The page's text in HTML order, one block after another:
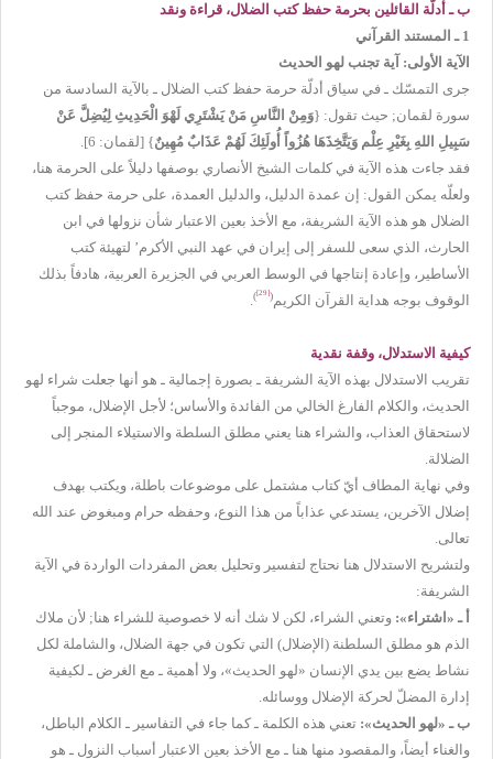
ب ـ أدلّة القائلين بحرمة حفظ كتب الضلال، قراءة ونقد
1 ـ المستند القرآني
الآية الأولى: آية تجنب لهو الحديث
جرى التمسّك ـ في سياق أدلّة حرمة حفظ كتب الضلال ـ بالآية السادسة من
سورة لقمان; حيث تقول: {وَمِنْ النَّاسِ مَنْ يَشْتَرِي لَهْوَ الْحَدِيثِ لِيُضِلَّ عَنْ
سَبِيلِ اللهِ بِغَيْرِ عِلْم وَيَتَّخِذَهَا هُزُواً أُولَئِكَ لَهُمْ عَذَابٌ مُهِينٌ} [لقمان: 6].
فقد جاءت هذه الآية في كلمات الشيخ الأنصاري بوصفها دليلاً على الحرمة هنا،
ولعلّه يمكن القول: إن عمدة الدليل، والدليل العمدة، على حرمة حفظ كتب
الضلال هو هذه الآية الشريفة، مع الأخذ بعين الاعتبار شأن نزولها في ابن
الحارث، الذي سعى للسفر إلى إيران في عهد النبي الأكرم’ لتهيئة كتب
الأساطير، وإعادة إنتاجها في الوسط العربي في الجزيرة العربية، هادفاً بذلك
الوقوف بوجه هداية القرآن الكريم(
[29]
)
كيفية الاستدلال، وقفة نقدية
تقريب الاستدلال بهذه الآية الشريفة ـ بصورة إجمالية ـ هو أنها جعلت شراء لهو
الحديث، والكلام الفارغ الخالي من الفائدة والأساس؛ لأجل الإضلال، موجباً
لاستحقاق العذاب، والشراء هنا يعني مطلق السلطة والاستيلاء المنجر إلى
الضلالة.
وفي نهاية المطاف أيّ كتاب مشتمل على موضوعات باطلة، ويكتب بهدف
إضلال الآخرين، يستدعي عذاباً من هذا النوع، وحفظه حرام ومبغوض عند الله
تعالى.
ولتشريح الاستدلال هنا نحتاج لتفسير وتحليل بعض المفردات الواردة في الآية
الشريفة:
أ ـ «اشتراء»: وتعني الشراء، لكن لا شك أنه لا خصوصية للشراء هنا; لأن ملاك
الذم هو مطلق السلطنة (الإضلال) التي تكون في جهة الضلال، والشاملة لكل
نشاط يضع بين يدي الإنسان «لهو الحديث»، ولا أهمية ـ مع الغرض ـ لكيفية
إدارة المضلّ لحركة الإضلال ووسائله.
ب ـ «لهو الحديث»: تعني هذه الكلمة ـ كما جاء في التفاسير ـ الكلام الباطل،
والغناء أيضاً، والمقصود منها هنا ـ مع الأخذ بعين الاعتبار أسباب النزول ـ هو